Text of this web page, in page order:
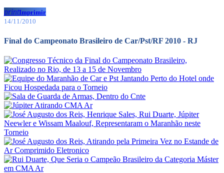
printImprimir
14/11/2010
Final do Campeonato Brasileiro de Car/Pst/RF 2010 - RJ